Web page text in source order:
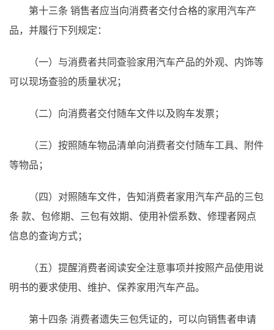
第十三条 销售者应当向消费者交付合格的家用汽车产
品，并履行下列规定：
（一）与消费者共同查验家用汽车产品的外观、内饰等
可以现场查验的质量状况；
（二）向消费者交付随车文件以及购车发票；
（三）按照随车物品清单向消费者交付随车工具、附件
等物品；
（四）对照随车文件，告知消费者家用汽车产品的三包
条 款、包修期、三包有效期、使用补偿系数、修理者网点
信息的查询方式；
（五）提醒消费者阅读安全注意事项并按照产品使用说
明书的要求使用、维护、保养家用汽车产品。
第十四条 消费者遗失三包凭证的，可以向销售者申请